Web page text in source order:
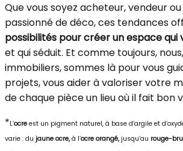
Que vous soyez acheteur, vendeur
passionné de déco, ces tendances
possibilités pour créer un espace qui
et qui séduit. Et comme toujours,
immobiliers, sommes là pour vous
projets, vous aider à valoriser votre
de chaque pièce un lieu où il fait bon
*L’ocre est un pigment naturel, à base d’argile et
varie : du jaune ocre,à l’ocre orangé,jusqu’au rouge-